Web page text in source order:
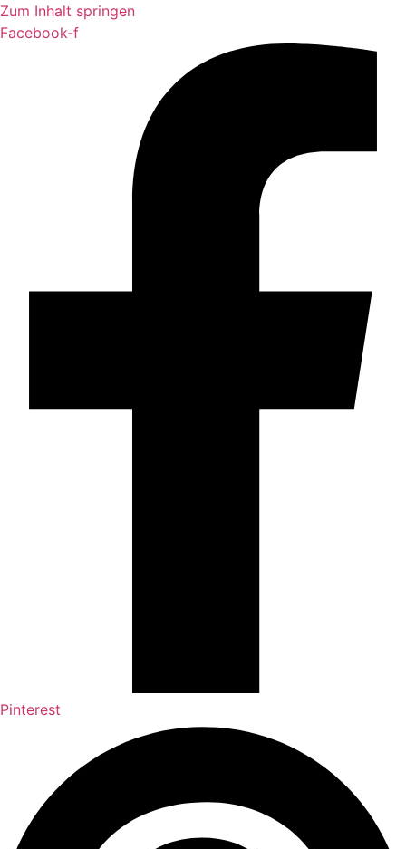
Zum Inhalt springen
Facebook-f
Pinterest